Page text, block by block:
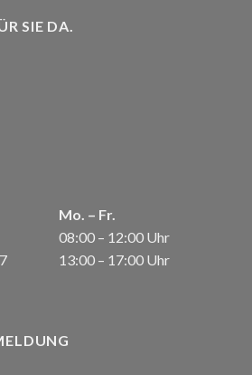
SIE DA.
Mo. – Fr.
08:00 – 12:00 Uhr
13:00 – 17:00 Uhr